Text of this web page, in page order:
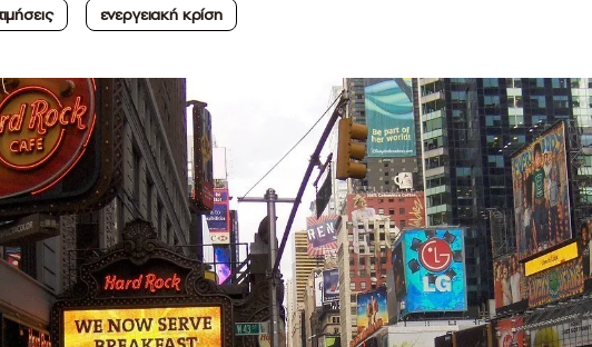
ενεργειακή κρίση